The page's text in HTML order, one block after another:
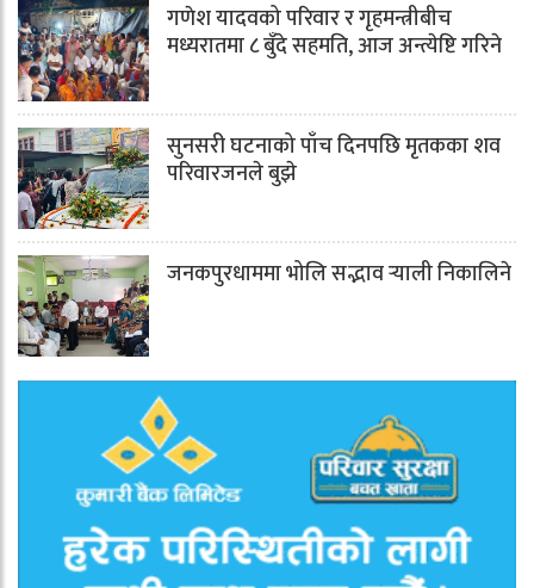
गणेश यादवको परिवार र गृहमन्त्रीबीच
मध्यरातमा ८ बुँदे सहमति, आज अन्त्येष्टि गरिने
सुनसरी घटनाको पाँच दिनपछि मृतकका शव
परिवारजनले बुझे
जनकपुरधाममा भोलि सद्भाव र्‍याली निकालिने